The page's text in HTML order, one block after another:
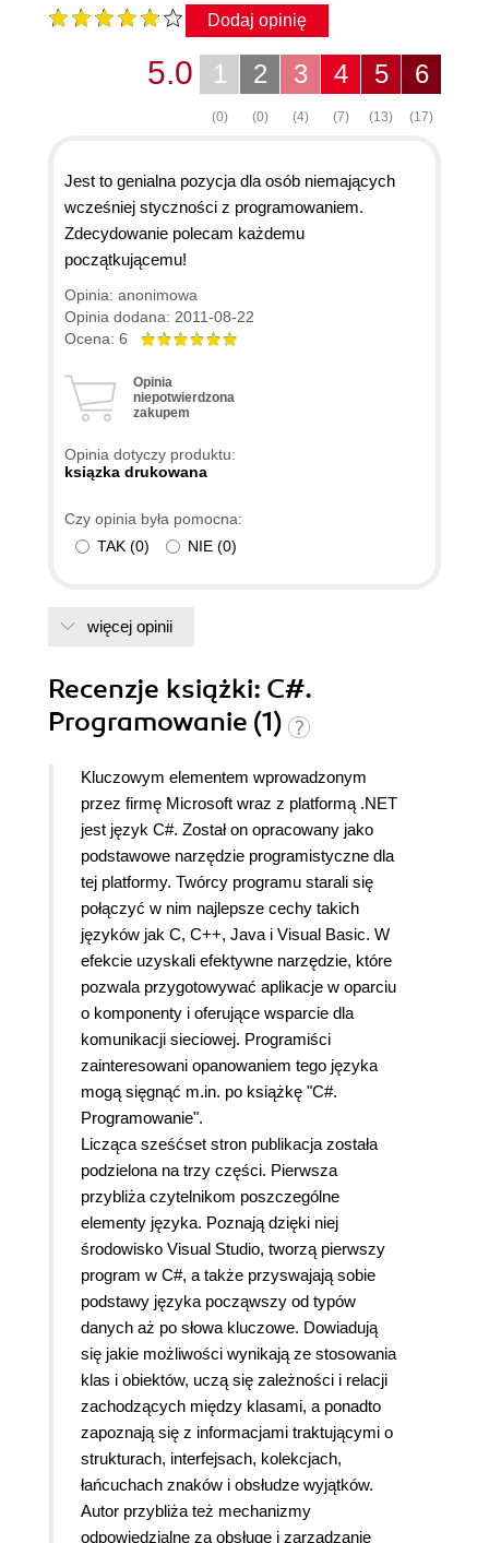
Dodaj opinię
6
(17)
5
(13)
4
(7)
3
(4)
2
(0)
1
(0)
5.0
Jest to genialna pozycja dla osób niemających
wcześniej styczności z programowaniem.
Zdecydowanie polecam każdemu
początkującemu!
Opinia: anonimowa
Opinia dodana: 2011-08-22
Ocena: 6
Opinia
niepotwierdzona
zakupem
Opinia dotyczy produktu:
ksiązka drukowana
Czy opinia była pomocna:
TAK (0) NIE (0)
więcej opinii
Recenzje książki: C#.
Programowanie (1)
Kluczowym elementem wprowadzonym
przez firmę Microsoft wraz z platformą .NET
jest język C#. Został on opracowany jako
podstawowe narzędzie programistyczne dla
tej platformy. Twórcy programu starali się
połączyć w nim najlepsze cechy takich
języków jak C, C++, Java i Visual Basic. W
efekcie uzyskali efektywne narzędzie, które
pozwala przygotowywać aplikacje w oparciu
o komponenty i oferujące wsparcie dla
komunikacji sieciowej. Programiści
zainteresowani opanowaniem tego języka
mogą sięgnąć m.in. po książkę "C#.
Programowanie".
Licząca sześćset stron publikacja została
podzielona na trzy części. Pierwsza
przybliża czytelnikom poszczególne
elementy języka. Poznają dzięki niej
środowisko Visual Studio, tworzą pierwszy
program w C#, a także przyswajają sobie
podstawy języka począwszy od typów
danych aż po słowa kluczowe. Dowiadują
się jakie możliwości wynikają ze stosowania
klas i obiektów, uczą się zależności i relacji
zachodzących między klasami, a ponadto
zapoznają się z informacjami traktującymi o
strukturach, interfejsach, kolekcjach,
łańcuchach znaków i obsłudze wyjątków.
Autor przybliża też mechanizmy
odpowiedzialne za obsługę i zarządzanie